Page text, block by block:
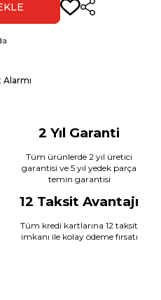
Paylaş
Alarmı
2 Yıl Garanti
Tüm ürünlerde 2 yıl üretici
garantisi ve 5 yıl yedek parça
temin garantisi
12 Taksit Avantajı
Tüm kredi kartlarına 12 taksit
imkanı ile kolay ödeme fırsatı